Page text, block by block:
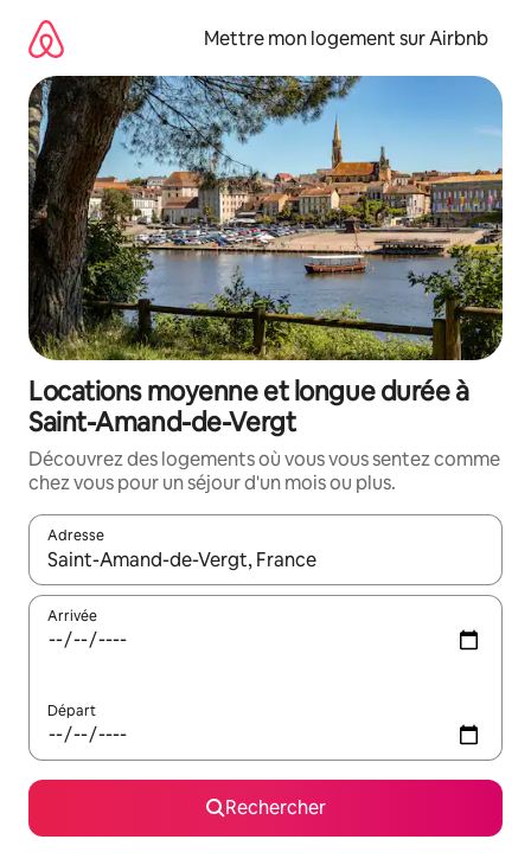
directement
contenu
Mettre mon logement sur Airbnb
Locations moyenne et longue durée à
Saint-Amand-de-Vergt
Découvrez des logements où vous vous sentez comme
chez vous pour un séjour d'un mois ou plus.
Adresse
Lorsque les résultats s'affichent, utilisez les flèches vers le
Arrivée
Départ
Rechercher